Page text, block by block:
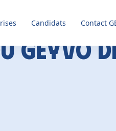
Candidats Contact